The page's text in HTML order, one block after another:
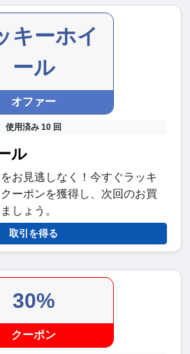
キーホイ
ール
オファー
使用済み 10 回
ル
お見逃しなく！今すぐラッキ
ーポンを獲得し、次回のお買
しょう。
取引を得る
30%
クーポン